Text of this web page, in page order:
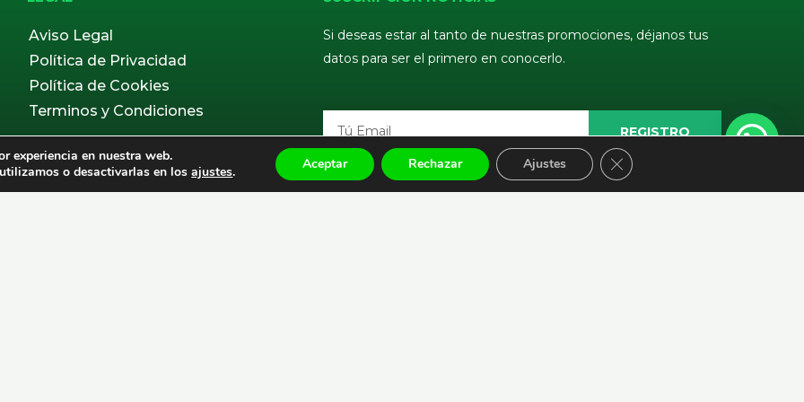
Aviso Legal
Política de Privacidad
Política de Cookies
Terminos y Condiciones
Si deseas estar al tanto de nuestras promociones, déjanos tus
datos para ser el primero en conocerlo.
REGISTRO
experiencia en nuestra web.
o desactivarlas en losajustes. Aceptar Rechazar Ajustes CERRAR EL BANNER DE